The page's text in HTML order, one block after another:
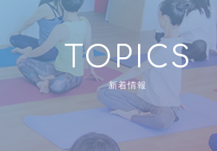
TOPICS
新着情報